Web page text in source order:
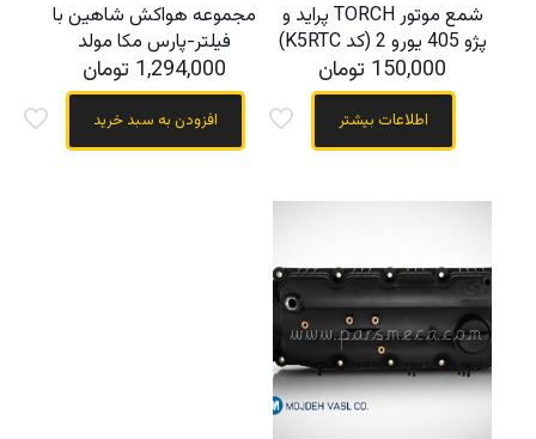
شمع موتور TORCH پراید و
پژو 405 یورو 2 (کد K5RTC)
150,000 تومان
اطلاعات بیشتر
مجموعه هواکش شاهین با
فیلتر-پارس مکا مولد
1,294,000 تومان
افزودن به سبد خرید